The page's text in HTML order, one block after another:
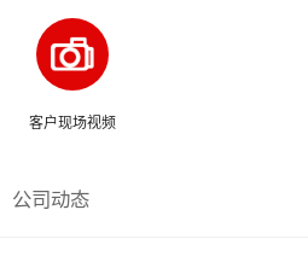
客户现场视频
公司动态